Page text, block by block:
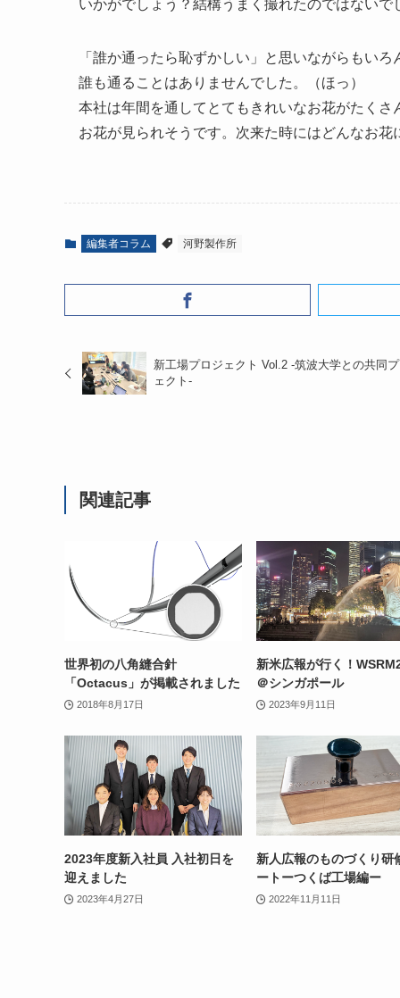
いかがでしょう？結構うまく撮れたのではないで
「誰か通ったら恥ずかしい」と思いながらもい
誰も通ることはありませんでした。（ほっ）
本社は年間を通してとてもきれいなお花がたく
お花が見られそうです。次来た時にはどんなお
編集者コラム 河野製作所
新工場プロジェクト Vol.2 -筑波大学との共同
ェクト-
関連記事
世界初の八角縫合針
「Octacus」が掲載されました
2018年8月17日
新米広報が行く！
＠シンガポール
2023年9月11日
2023年度新入社員 入社初日を
迎えました
2023年4月27日
新人広報のものづくり研
ートーつくば工場編ー
2022年11月11日